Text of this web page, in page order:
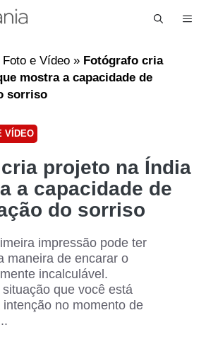
e Vídeo » Fotógrafo cria
mostra a capacidade de
sorriso
VÍDEO
projeto na Índia
a capacidade de
do sorriso
impressão pode ter
maneira de encarar o
incalculável.
que você está
no momento de